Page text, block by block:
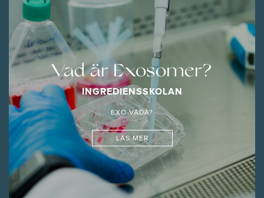
Vad är Exosomer?
INGREDIENSSKOLAN
EXO-VADÅ?
LÄS MER